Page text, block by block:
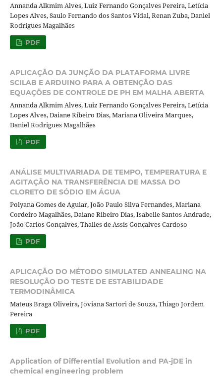
Annanda Alkmim Alves, Luiz Fernando Gonçalves Pereira, Letícia
Lopes Alves, Saulo Fernando dos Santos Vidal, Renan Zuba, Daniel
Rodrigues Magalhães
PDF
APLICAÇÃO DA JUNÇÃO DA PLATAFORMA LIVRE
SCILAB E ARDUINO PARA A OBTENÇÃO DAS
EQUAÇÕES DE CONTROLE DE PH EM MALHA ABERTA
Annanda Alkmim Alves, Luiz Fernando Gonçalves Pereira, Letícia
Lopes Alves, Daiane Ribeiro Dias, Mariana Oliveira Marques,
Daniel Rodrigues Magalhães
PDF
ANÁLISE MULTIVARIADA DE TEMPO, TEMPERATURA E
AGITAÇÃO NA TRANSFERÊNCIA DE MASSA DO
CLORETO DE SÓDIO EM ÁGUA
Polyana Gomes de Aguiar, João Paulo Silva Fernandes, Mariana
Cordeiro Magalhães, Daiane Ribeiro Dias, Isabelle Santos Andrade,
João Carlos Gonçalves, Thalles de Assis Gonçalves Cardoso
PDF
APLICAÇÃO DO MÉTODO SIMULATED ANNEALING NA
RESOLUÇÃO DO TESTE DE ESTABILIDADE
TERMODINÂMICA
Mateus Braga Oliveira, Joviana Sartori de Souza, Thiago Jordem
Pereira
PDF
Application of Differential Evolution and PA-jDE in
chemical engineering problem